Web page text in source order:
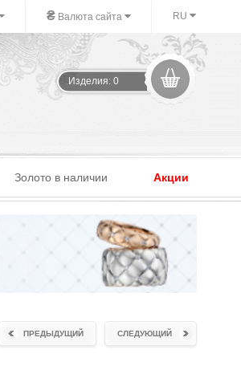
₴ Валюта сайта RU
Изделия: 0
Золото в наличии Акции
СЛЕДУЮЩИЙ
ПРЕДЫДУЩИЙ